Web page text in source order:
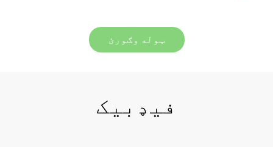
ټوله وګورئ
فیډبیک